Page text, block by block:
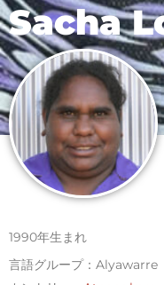
Sacha
1990年生まれ
言語グループ：Alyawarre